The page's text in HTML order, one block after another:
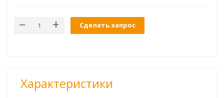
Сделать запрос
Характеристики